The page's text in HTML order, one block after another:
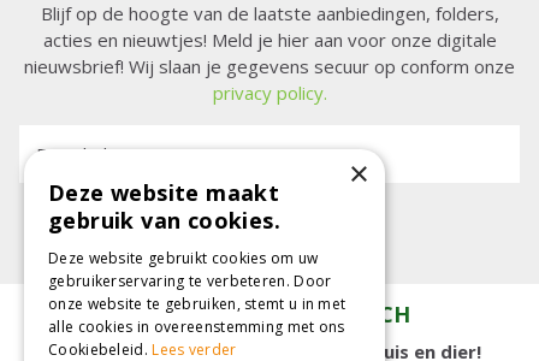
Blijf op de hoogte van de laatste aanbiedingen, folders,
acties en nieuwtjes! Meld je hier aan voor onze digitale
nieuwsbrief! Wij slaan je gegevens secuur op conform onze
privacy policy.
E-mailadres:
TUINCENTRUM KOLBACH
15.000 m2 winkelplezier voor tuin, huis en dier!
×
Deze website maakt
gebruik van cookies.
Deze website gebruikt cookies om uw
gebruikerservaring te verbeteren. Door
onze website te gebruiken, stemt u in met
alle cookies in overeenstemming met ons
Cookiebeleid.Lees verder